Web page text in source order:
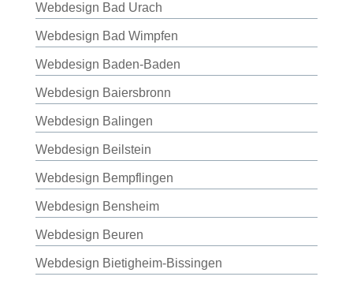
Webdesign Bad Urach
Webdesign Bad Wimpfen
Webdesign Baden-Baden
Webdesign Baiersbronn
Webdesign Balingen
Webdesign Beilstein
Webdesign Bempflingen
Webdesign Bensheim
Webdesign Beuren
Webdesign Bietigheim-Bissingen